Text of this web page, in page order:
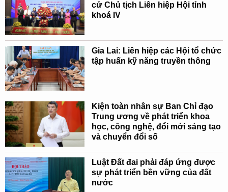
cử Chủ tịch Liên hiệp Hội tỉnh
khoá IV
Gia Lai: Liên hiệp các Hội tổ chức
tập huấn kỹ năng truyền thông
Kiện toàn nhân sự Ban Chỉ đạo
Trung ương về phát triển khoa
học, công nghệ, đổi mới sáng tạo
và chuyển đổi số
Luật Đất đai phải đáp ứng được
sự phát triển bền vững của đất
nước